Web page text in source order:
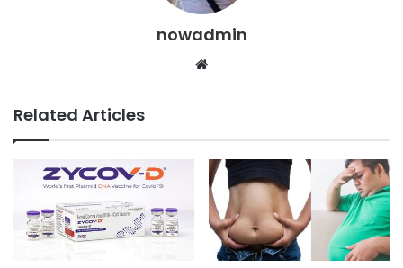
nowadmin
Website
Related Articles